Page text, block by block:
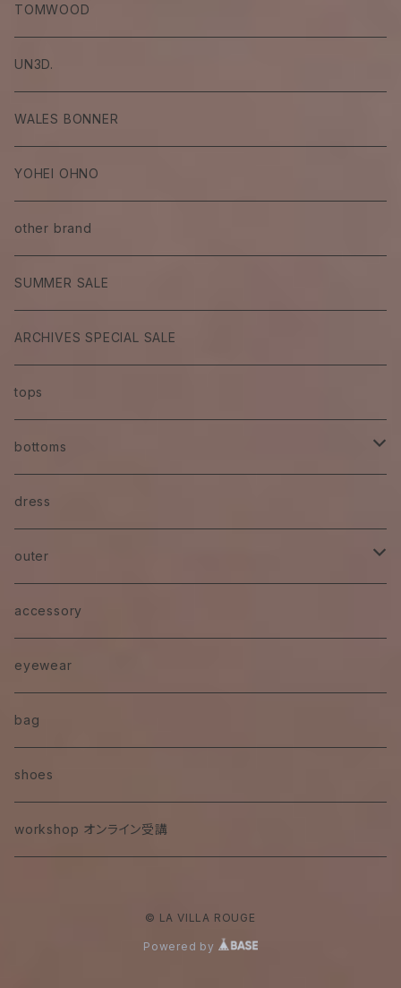
TOMWOOD
UN3D.
WALES BONNER
YOHEI OHNO
other brand
SUMMER SALE
ARCHIVES SPECIAL SALE
tops
bottoms
skirt
pants
denim
dress
outer
jacket
accessory
eyewear
bag
shoes
workshop オンライン受講
© LA VILLA ROUGE
Powered by